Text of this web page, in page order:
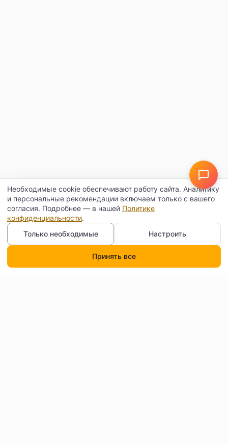
Необходимые cookie обеспечивают работу сайта. Аналитику
и персональные рекомендации включаем только с вашего
согласия. Подробнее — в нашей Политике
конфиденциальности.
Только необходимые
Настроить
Принять все